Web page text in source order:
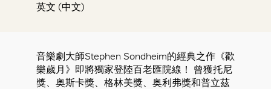
英文 (中文)
音樂劇大師Stephen Sondheim的經典之作《歡
樂歲月》即將獨家登陸百老匯院線！ 曾獲托尼
獎、奥斯卡獎、格林美獎、奥利弗獎和普立茲